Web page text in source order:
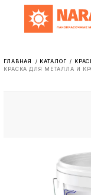
ГЛАВНАЯ / КАТАЛОГ /
КРАСКА ДЛЯ МЕТАЛЛА И